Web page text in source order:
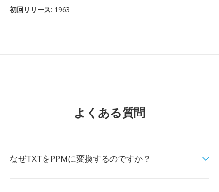
初回リリース: 1963
よくある質問
なぜTXTをPPMに変換するのですか？